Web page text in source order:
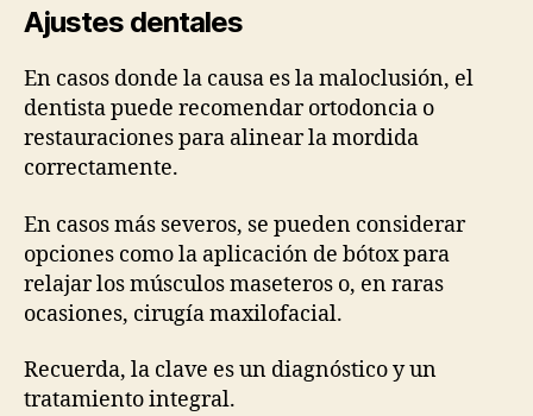
Ajustes dentales
En casos donde la causa es la maloclusión, el
dentista puede recomendar ortodoncia o
restauraciones para alinear la mordida
correctamente.
En casos más severos, se pueden considerar
opciones como la aplicación de bótox para
relajar los músculos maseteros o, en raras
ocasiones, cirugía maxilofacial.
Recuerda, la clave es un diagnóstico y un
tratamiento integral.